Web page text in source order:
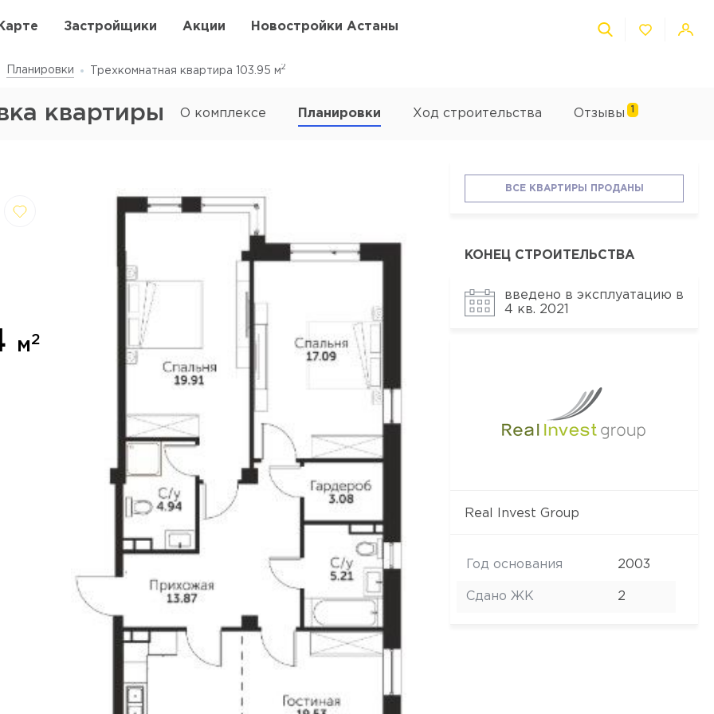
Застройщики Акции Новостройки Астаны
Планировки Трехкомнатная квартира 103.95 м2
квартиры О комплексе Планировки Ход строительства Отзывы 1
м2
ВСЕ КВАРТИРЫ ПРОДАНЫ
КОНЕЦ СТРОИТЕЛЬСТВА
введено в эксплуатацию в
4 кв. 2021
Real Invest Group
Год основания 2003
Сдано ЖК 2